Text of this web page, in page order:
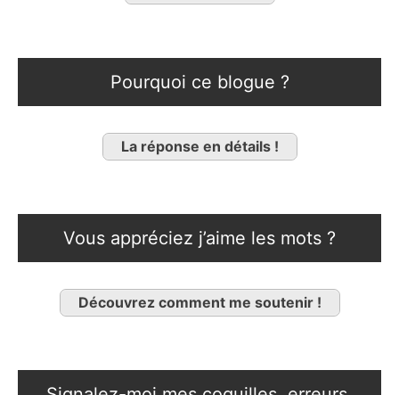
Pourquoi ce blogue ?
La réponse en détails !
Vous appréciez j’aime les mots ?
Découvrez comment me soutenir !